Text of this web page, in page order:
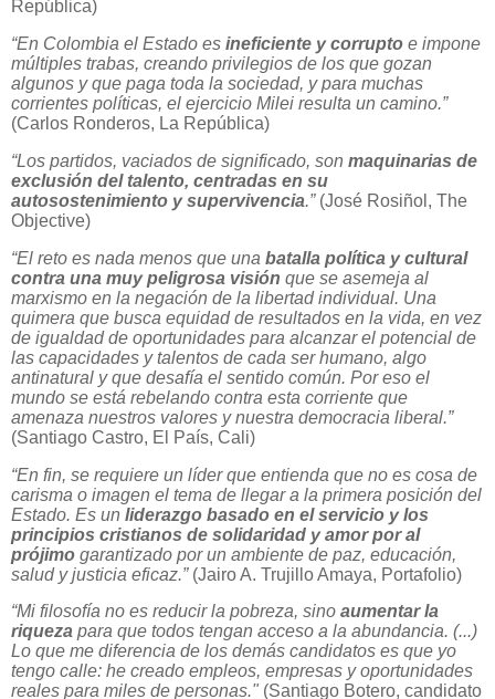
República)
“En Colombia el Estado es ineficiente y corrupto e impone
múltiples trabas, creando privilegios de los que gozan
algunos y que paga toda la sociedad, y para muchas
corrientes políticas, el ejercicio Milei resulta un camino.”
(Carlos Ronderos, La República)
“Los partidos, vaciados de significado, son maquinarias de
exclusión del talento, centradas en su
autosostenimiento y supervivencia.” (José Rosiñol, The
Objective)
“El reto es nada menos que una batalla política y cultural
contra una muy peligrosa visión que se asemeja al
marxismo en la negación de la libertad individual. Una
quimera que busca equidad de resultados en la vida, en vez
de igualdad de oportunidades para alcanzar el potencial de
las capacidades y talentos de cada ser humano, algo
antinatural y que desafía el sentido común. Por eso el
mundo se está rebelando contra esta corriente que
amenaza nuestros valores y nuestra democracia liberal.”
(Santiago Castro, El País, Cali)
“En fin, se requiere un líder que entienda que no es cosa de
carisma o imagen el tema de llegar a la primera posición del
Estado. Es un liderazgo basado en el servicio y los
principios cristianos de solidaridad y amor por al
prójimo garantizado por un ambiente de paz, educación,
salud y justicia eficaz.”(Jairo A. Trujillo Amaya, Portafolio)
“Mi filosofía no es reducir la pobreza, sino aumentar la
riqueza para que todos tengan acceso a la abundancia. (...)
Lo que me diferencia de los demás candidatos es que yo
tengo calle: he creado empleos, empresas y oportunidades
reales para miles de personas." (Santiago Botero, candidato